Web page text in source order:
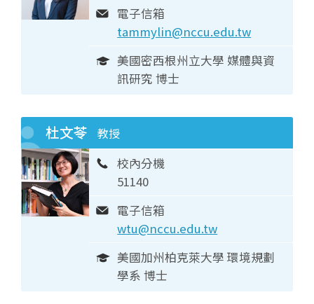
電子信箱
tammylin@nccu.edu.tw
美國密西根州立大學 媒體與資
訊研究 博士
杜文苓 教授
校內分機
51140
電子信箱
wtu@nccu.edu.tw
美國加州柏克萊大學 環境規劃
學系 博士